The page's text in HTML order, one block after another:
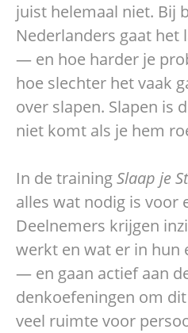
juist helemaal niet. Bij
Nederlanders gaat het
— en hoe harder je
hoe slechter het vaak
over slapen. Slapen is
niet komt als je hem
In de trainingSlaap je
alles wat nodig is voor
Deelnemers krijgen
werkt en wat er in hun
— en gaan actief aan
denkoefeningen om
veel ruimte voor